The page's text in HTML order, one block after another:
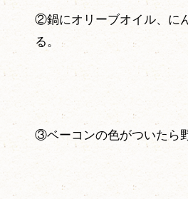
②鍋にオリーブオイル、に
る。
③ベーコンの色がついたら